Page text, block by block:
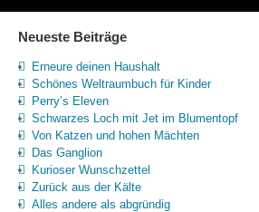
Neueste Beiträge
Erneure deinen Haushalt
Schönes Weltraumbuch für Kinder
Perry’s Eleven
Schwarzes Loch mit Jet im Blumentopf
Von Katzen und hohen Mächten
Das Ganglion
Kurioser Wunschzettel
Zurück aus der Kälte
Alles andere als abgründig